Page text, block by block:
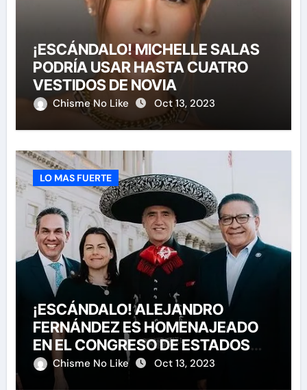
¡ESCÁNDALO! MICHELLE SALAS
PODRÍA USAR HASTA CUATRO
VESTIDOS DE NOVIA
Chisme No Like Oct 13, 2023
LO MAS FUERTE
¡ESCÁNDALO! ALEJANDRO
FERNÁNDEZ ES HOMENAJEADO
EN EL CONGRESO DE ESTADOS
UNIDOS
Chisme No Like Oct 13, 2023